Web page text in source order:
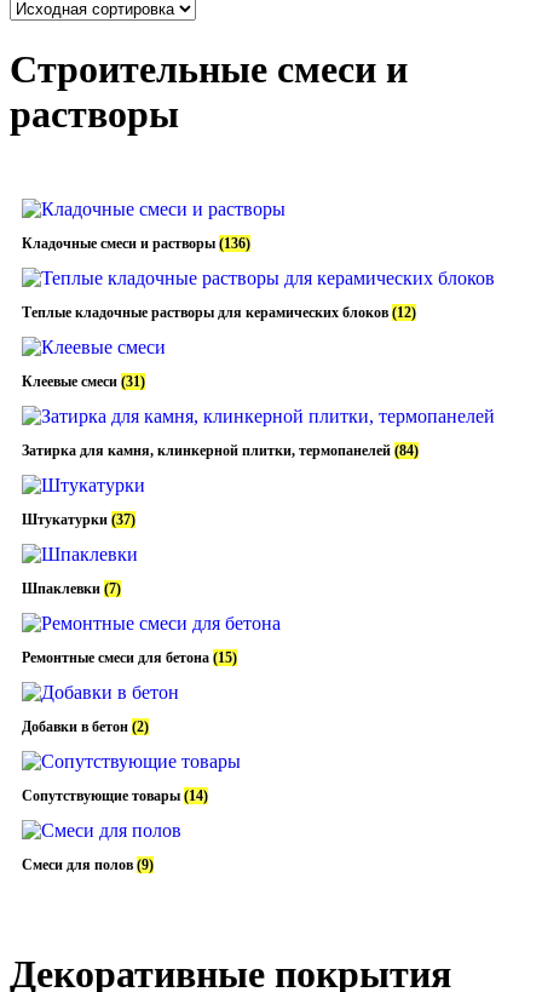
Строительные смеси и
растворы
Кладочные смеси и растворы (136)
Теплые кладочные растворы для керамических блоков (12)
Клеевые смеси (31)
Затирка для камня, клинкерной плитки, термопанелей (84)
Штукатурки (37)
Шпаклевки (7)
Ремонтные смеси для бетона (15)
Добавки в бетон (2)
Сопутствующие товары (14)
Смеси для полов (9)
Декоративные покрытия